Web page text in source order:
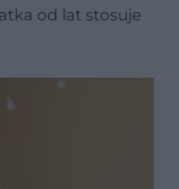
od lat stosuje